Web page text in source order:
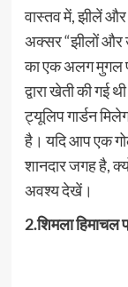
वास्तव में, झीलें और
अक्सर “झीलों और
का एक अलग मुगल
द्वारा खेती की गई
ट्यूलिप गार्डन
है। यदि आप एक
शानदार जगह है,
अवश्य देखें।
2.शिमला हिमाचल